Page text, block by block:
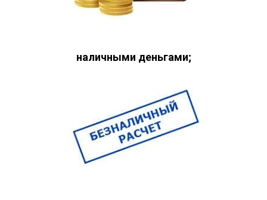
наличными деньгами;